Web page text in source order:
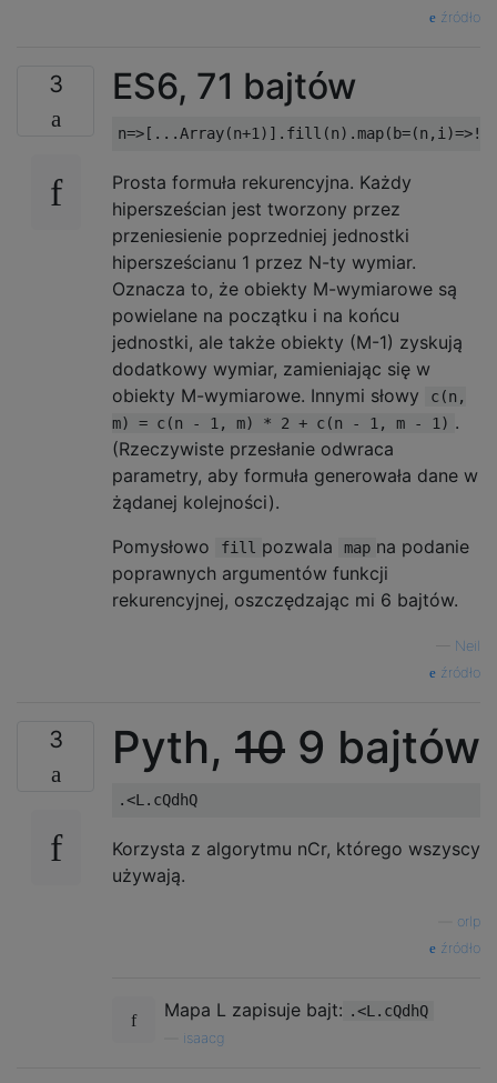
źródło
3 ES6, 71 bajtów
Prosta formuła rekurencyjna. Każdy
hipersześcian jest tworzony przez
przeniesienie poprzedniej jednostki
hipersześcianu 1 przez N-ty wymiar.
Oznacza to, że obiekty M-wymiarowe są
powielane na początku i na końcu
jednostki, ale także obiekty (M-1) zyskują
dodatkowy wymiar, zamieniając się w
obiekty M-wymiarowe. Innymi słowy
c(n,
m) = c(n - 1, m) * 2 + c(n - 1, m - 1) .
(Rzeczywiste przesłanie odwraca
parametry, aby formuła generowała dane w
żądanej kolejności).
Pomysłowo
fill pozwala map na podanie
poprawnych argumentów funkcji
rekurencyjnej, oszczędzając mi 6 bajtów.
Neil
źródło
3 Pyth, 10 9 bajtów
Korzysta z algorytmu nCr, którego wszyscy
używają.
orlp
źródło
Mapa L zapisuje bajt: .<L.cQdhQ
isaacg